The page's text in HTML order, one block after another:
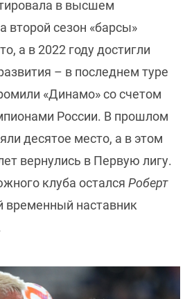
в высшем
второй сезон «барсы»
а в 2022 году достигли
– в последнем туре
«Динамо» со счетом
России. В прошлом
десятое место, а в этом
вернулись в Первую лигу.
клуба остался Роберт
наставник